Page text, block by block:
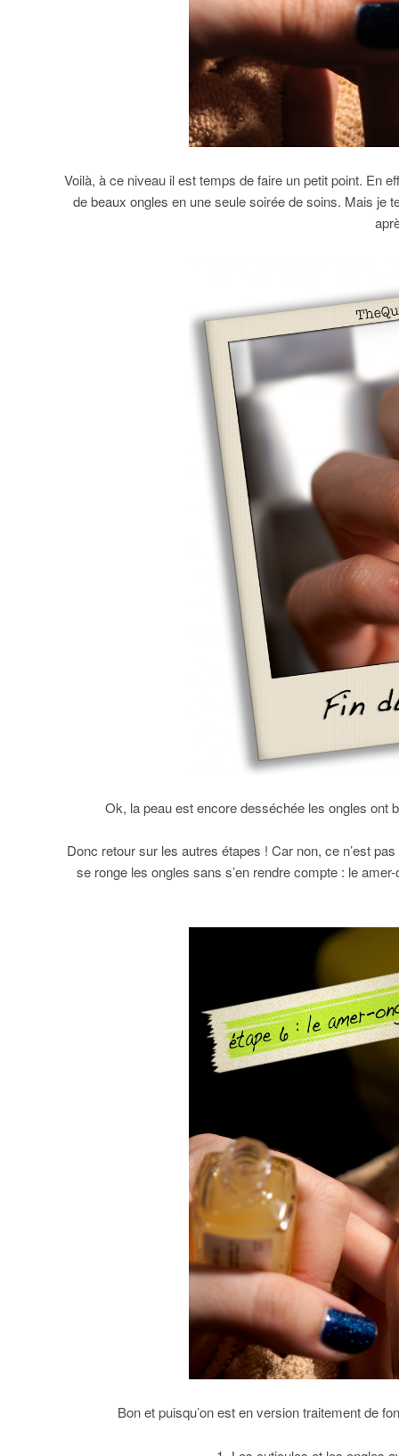
Voilà, à ce niveau il est temps de faire un petit point. En
de beaux ongles en une seule soirée de soins. Mais je
Ok, la peau est encore desséchée les ongles ont
Donc retour sur les autres étapes ! Car non, ce n’est
se ronge les ongles sans s’en rendre compte : le
Bon et puisqu’on est en version traitement de